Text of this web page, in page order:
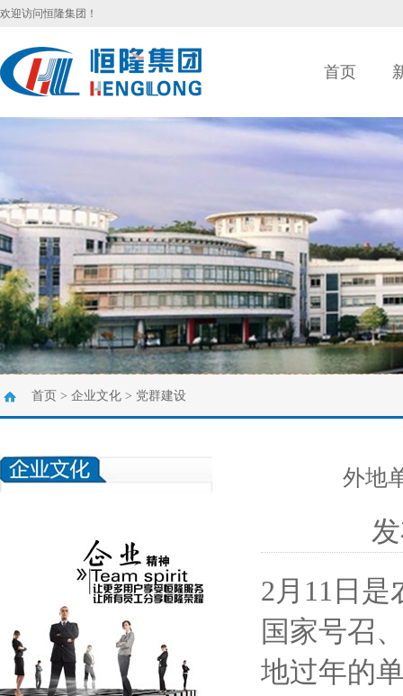
欢迎访问恒隆集团！
首页
首页 > 企业文化 > 党群建设
外地
2月11日
国家号召
地过年的